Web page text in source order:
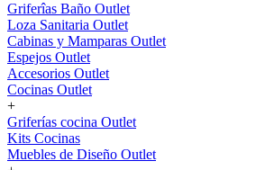
Griferîas Baño Outlet
Loza Sanitaria Outlet
Cabinas y Mamparas Outlet
Espejos Outlet
Accesorios Outlet
Cocinas Outlet
+
Griferías cocina Outlet
Kits Cocinas
Muebles de Diseño Outlet